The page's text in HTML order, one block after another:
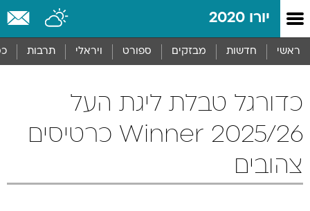
יורו 2020
ראשי חדשות מבזקים ספורט ויראלי תרבות
כדורגל טבלת ליגת העל
2025/26 Winner כרטיסים
צהובים